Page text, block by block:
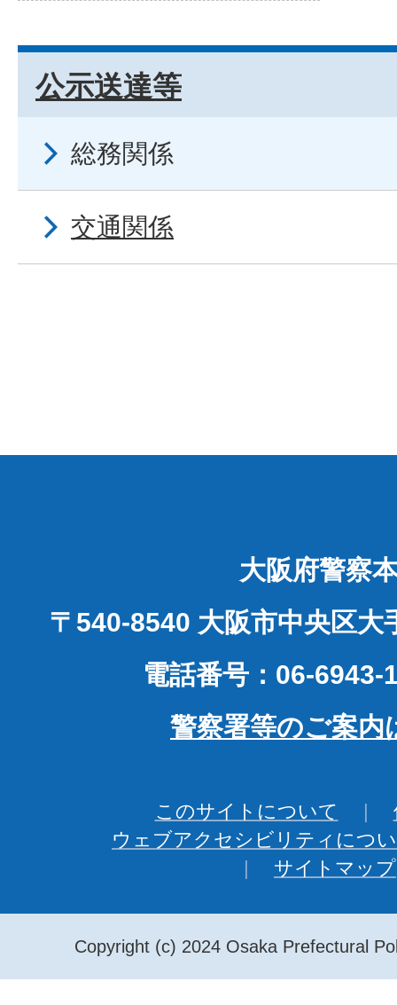
公示送達等
総務関係
交通関係
大阪府警察
〒540-8540 大阪市中央区大
電話番号：06-6943-
警察署等のご案内
このサイトについて
ウェブアクセシビリティにつ
サイトマップ
Copyright (c) 2024 Osaka Prefectural